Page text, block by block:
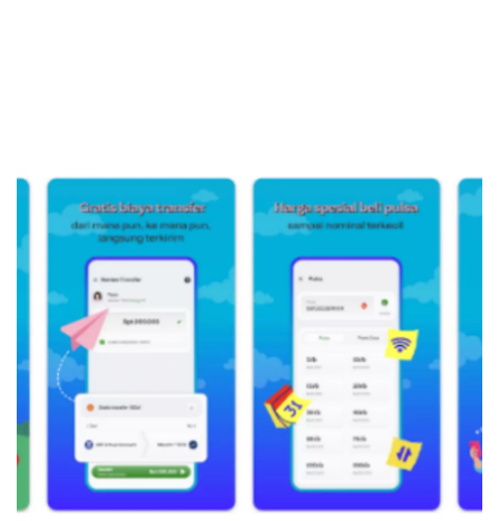
Exchange
Asuransi
Asuransi Jiwa
Asuransi Kesehatan
Asuransi Syariah